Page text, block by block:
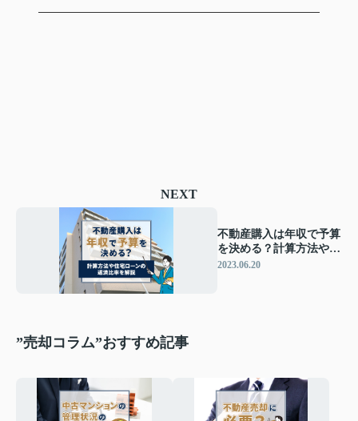
NEXT
不動産購入は年収で予算
を決める？計算方法や住
宅ローンの返済比率を解
2023.06.20
”売却コラム”おすすめ記事